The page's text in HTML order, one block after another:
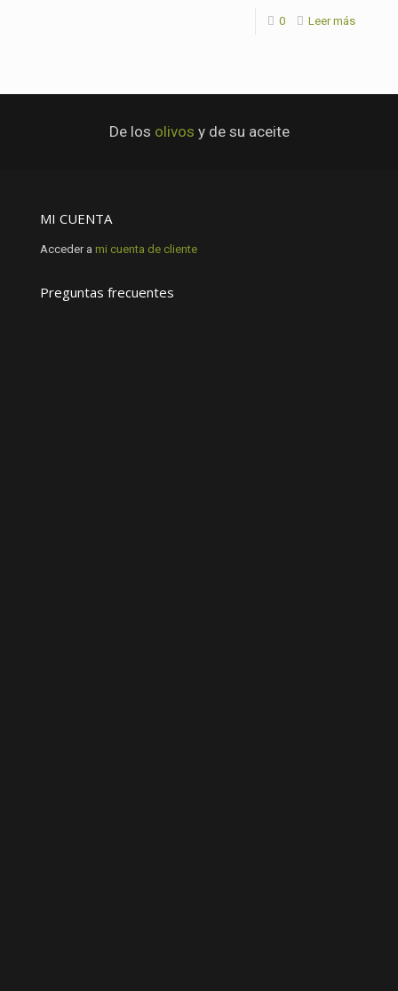
0 Leer más
De los olivos y de su aceite
MI CUENTA
Acceder a mi cuenta de cliente
Preguntas frecuentes